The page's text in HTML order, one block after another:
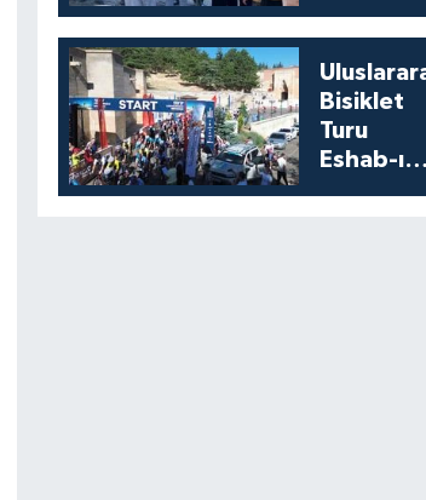
Bisiklet
Turu
Eshab-ı